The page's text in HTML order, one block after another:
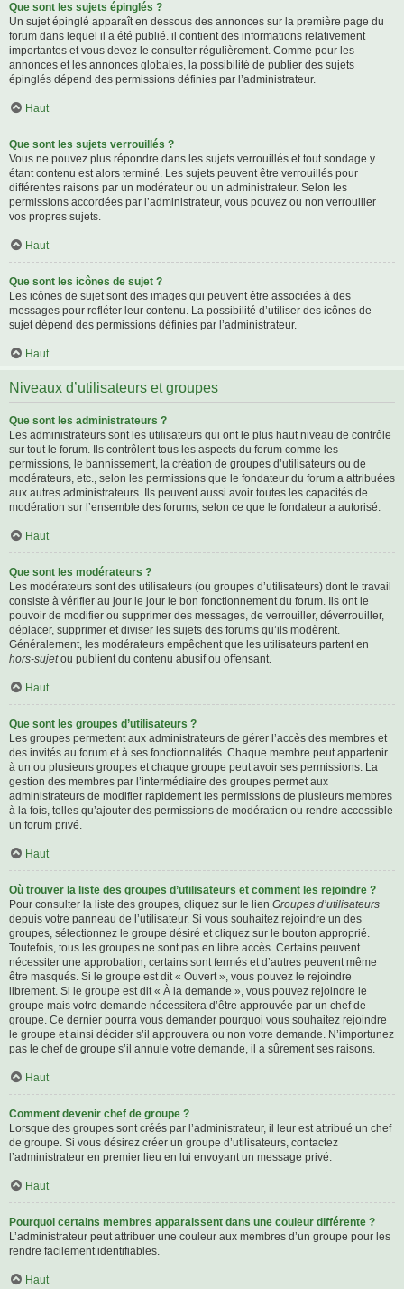
Que sont les sujets épinglés ?
Un sujet épinglé apparaît en dessous des annonces sur la première page du
forum dans lequel il a été publié. il contient des informations relativement
importantes et vous devez le consulter régulièrement. Comme pour les
annonces et les annonces globales, la possibilité de publier des sujets
épinglés dépend des permissions définies par l’administrateur.
Haut
Que sont les sujets verrouillés ?
Vous ne pouvez plus répondre dans les sujets verrouillés et tout sondage y
étant contenu est alors terminé. Les sujets peuvent être verrouillés pour
différentes raisons par un modérateur ou un administrateur. Selon les
permissions accordées par l’administrateur, vous pouvez ou non verrouiller
vos propres sujets.
Haut
Que sont les icônes de sujet ?
Les icônes de sujet sont des images qui peuvent être associées à des
messages pour refléter leur contenu. La possibilité d’utiliser des icônes de
sujet dépend des permissions définies par l’administrateur.
Haut
Niveaux d’utilisateurs et groupes
Que sont les administrateurs ?
Les administrateurs sont les utilisateurs qui ont le plus haut niveau de contrôle
sur tout le forum. Ils contrôlent tous les aspects du forum comme les
permissions, le bannissement, la création de groupes d’utilisateurs ou de
modérateurs, etc., selon les permissions que le fondateur du forum a attribuées
aux autres administrateurs. Ils peuvent aussi avoir toutes les capacités de
modération sur l’ensemble des forums, selon ce que le fondateur a autorisé.
Haut
Que sont les modérateurs ?
Les modérateurs sont des utilisateurs (ou groupes d’utilisateurs) dont le travail
consiste à vérifier au jour le jour le bon fonctionnement du forum. Ils ont le
pouvoir de modifier ou supprimer des messages, de verrouiller, déverrouiller,
déplacer, supprimer et diviser les sujets des forums qu’ils modèrent.
Généralement, les modérateurs empêchent que les utilisateurs partent en
hors-sujetou publient du contenu abusif ou offensant.
Haut
Que sont les groupes d’utilisateurs ?
Les groupes permettent aux administrateurs de gérer l’accès des membres et
des invités au forum et à ses fonctionnalités. Chaque membre peut appartenir
à un ou plusieurs groupes et chaque groupe peut avoir ses permissions. La
gestion des membres par l’intermédiaire des groupes permet aux
administrateurs de modifier rapidement les permissions de plusieurs membres
à la fois, telles qu’ajouter des permissions de modération ou rendre accessible
un forum privé.
Haut
Où trouver la liste des groupes d’utilisateurs et comment les rejoindre ?
Pour consulter la liste des groupes, cliquez sur le lien Groupes d’utilisateurs
depuis votre panneau de l’utilisateur. Si vous souhaitez rejoindre un des
groupes, sélectionnez le groupe désiré et cliquez sur le bouton approprié.
Toutefois, tous les groupes ne sont pas en libre accès. Certains peuvent
nécessiter une approbation, certains sont fermés et d’autres peuvent même
être masqués. Si le groupe est dit « Ouvert », vous pouvez le rejoindre
librement. Si le groupe est dit « À la demande », vous pouvez rejoindre le
groupe mais votre demande nécessitera d’être approuvée par un chef de
groupe. Ce dernier pourra vous demander pourquoi vous souhaitez rejoindre
le groupe et ainsi décider s’il approuvera ou non votre demande. N’importunez
pas le chef de groupe s’il annule votre demande, il a sûrement ses raisons.
Haut
Comment devenir chef de groupe ?
Lorsque des groupes sont créés par l’administrateur, il leur est attribué un chef
de groupe. Si vous désirez créer un groupe d’utilisateurs, contactez
l’administrateur en premier lieu en lui envoyant un message privé.
Haut
Pourquoi certains membres apparaissent dans une couleur différente ?
L’administrateur peut attribuer une couleur aux membres d’un groupe pour les
rendre facilement identifiables.
Haut